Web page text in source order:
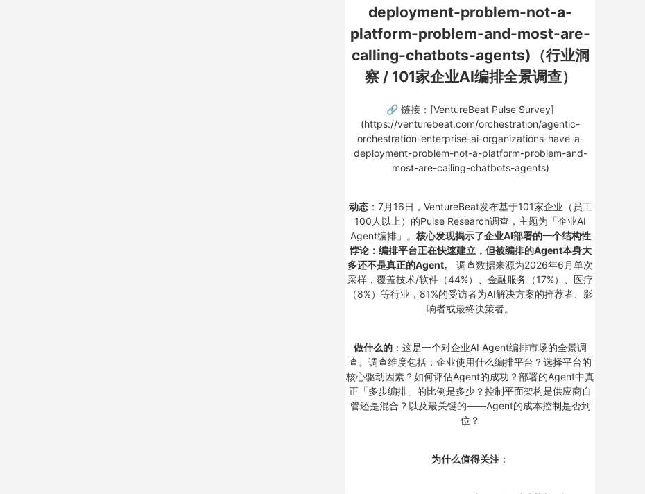
deployment-problem-not-a-
platform-problem-and-most-are-
calling-chatbots-agents)（行业洞
察 / 101家企业AI编排全景调查）
🔗 链接：[VentureBeat Pulse Survey]
(https://venturebeat.com/orchestration/agentic-
orchestration-enterprise-ai-organizations-have-a-
deployment-problem-not-a-platform-problem-and-
most-are-calling-chatbots-agents)
动态：7月16日，VentureBeat发布基于101家企业（员工
100人以上）的Pulse Research调查，主题为「企业AI
Agent编排」。 核心发现揭示了企业AI部署的一个结构性
悖论：编排平台正在快速建立，但被编排的Agent本身大
多还不是真正的Agent。
调查数据来源为2026年6月单次
采样，覆盖技术/软件（44%）、金融服务（17%）、医疗
（8%）等行业，81%的受访者为AI解决方案的推荐者、影
响者或最终决策者。
做什么的 ：这是一个对企业AI Agent编排市场的全景调
查。调查维度包括：企业使用什么编排平台？选择平台的
核心驱动因素？如何评估Agent的成功？部署的Agent中真
正「多步编排」的比例是多少？控制平面架构是供应商自
管还是混合？以及最关键的——Agent的成本控制是否到
位？
为什么值得关注 ：